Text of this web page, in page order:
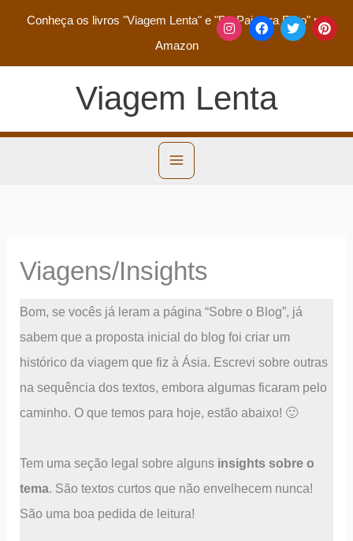
Conheça os livros "Viagem Lenta" e "De Pai para Filho"na
Amazon
Viagem Lenta
Viagens/Insights
Bom, se vocês já leram a página “Sobre o Blog”, já
sabem que a proposta inicial do blog foi criar um
histórico da viagem que fiz à Ásia. Escrevi sobre outras
na sequência dos textos, embora algumas ficaram pelo
caminho. O que temos para hoje, estão abaixo! 🙂
Tem uma seção legal sobre alguns insights sobre o
tema. São textos curtos que não envelhecem nunca!
São uma boa pedida de leitura!